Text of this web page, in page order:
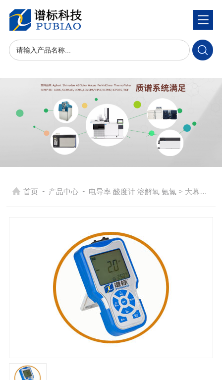
首页 - 产品中心 - 电导率 酸度计 溶解氧 氨氮 > 大幕屏LCD P610便携式溶解氧仪